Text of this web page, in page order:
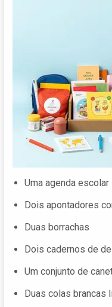
Uma agenda escolar
Dois apontadores
Duas borrachas
Dois cadernos de
Um conjunto de
Duas colas brancas